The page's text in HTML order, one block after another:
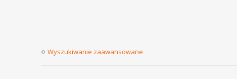
Wyszukiwanie zaawansowane